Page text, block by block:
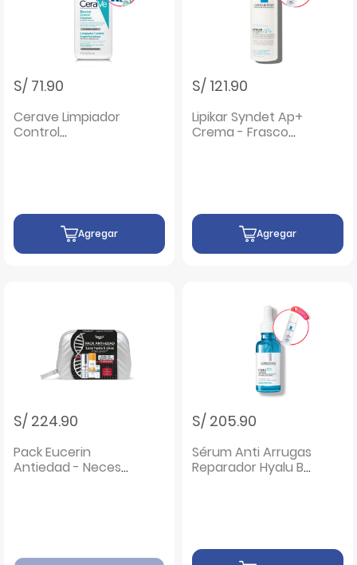
S/ 71.90
Cerave Limpiador
Control
Agregar
S/ 121.90
Lipikar Syndet Ap+
Crema - Frasco
Agregar
S/ 224.90
Pack Eucerin
Antiedad - Neceser
S/ 205.90
Sérum Anti Arrugas
Reparador Hyalu B5